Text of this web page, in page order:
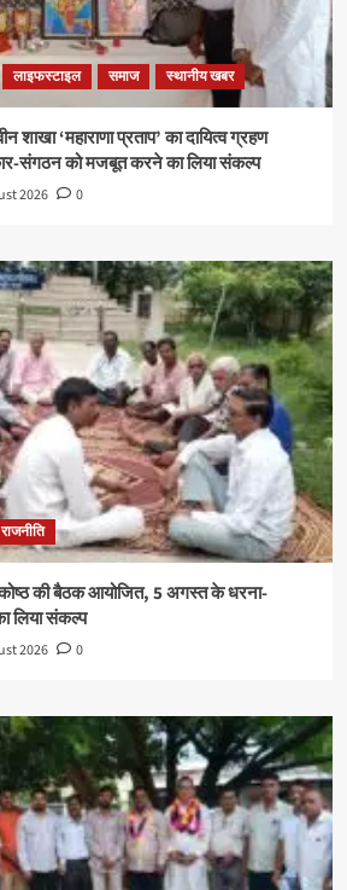
लाइफस्टाइल समाज स्थानीय खबर
शाखा ‘महाराणा प्रताप’ का दायित्व ग्रहण
संगठन को मजबूत करने का लिया संकल्प
2026 0
राजनीति
की बैठक आयोजित, 5 अगस्त के धरना-
लिया संकल्प
2026 0